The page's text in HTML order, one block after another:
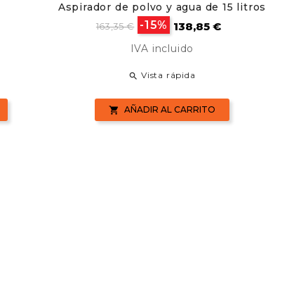
Aspirador de polvo y agua de 15 litros
Precio
163,35 € -15% Precio
138,85 €
IVA incluido
 Vista rápida
 AÑADIR AL CARRITO